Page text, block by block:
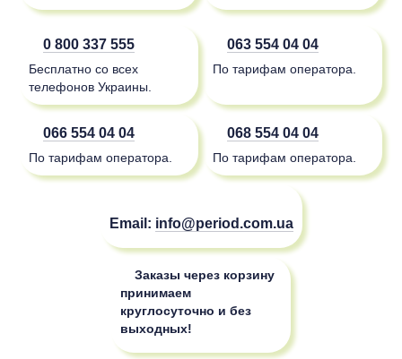
0 800 337 555
Бесплатно со всех
телефонов Украины.
063 554 04 04
По тарифам оператора.
066 554 04 04
По тарифам оператора.
068 554 04 04
По тарифам оператора.
Email: info@period.com.ua
Заказы через корзину
принимаем
круглосуточно и без
выходных!